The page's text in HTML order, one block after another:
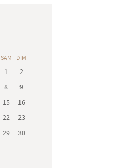
SAM DIM
1
2
8
9
15
16
22
23
29
30